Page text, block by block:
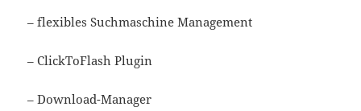
– flexibles Suchmaschine Management
– ClickToFlash Plugin
– Download-Manager